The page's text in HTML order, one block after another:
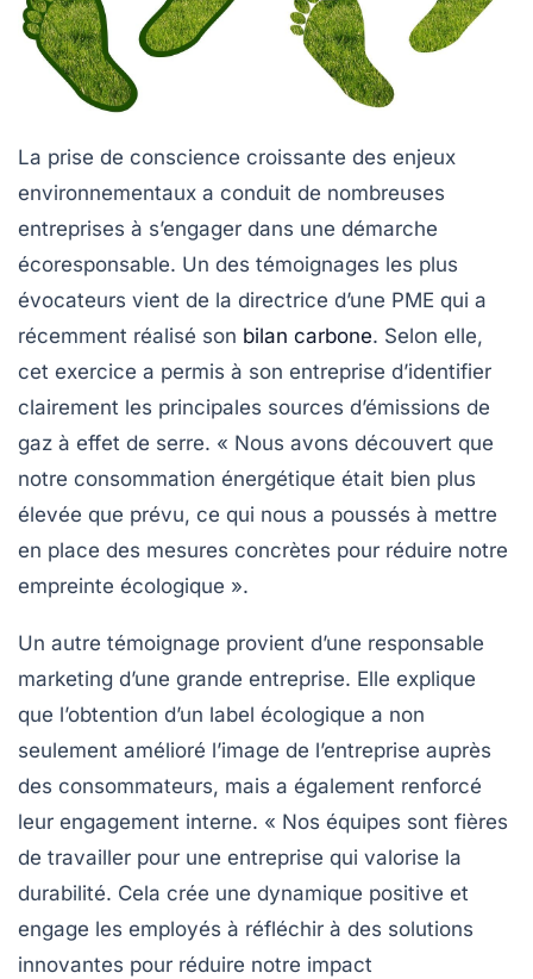
La prise de conscience croissante des enjeux
environnementaux a conduit de nombreuses
entreprises à s’engager dans une démarche
écoresponsable. Un des témoignages les plus
évocateurs vient de la directrice d’une PME qui a
récemment réalisé son bilan carbone. Selon elle,
cet exercice a permis à son entreprise d’identifier
clairement les principales sources d’émissions de
gaz à effet de serre. « Nous avons découvert que
notre consommation énergétique était bien plus
élevée que prévu, ce qui nous a poussés à mettre
en place des mesures concrètes pour réduire notre
empreinte écologique ».
Un autre témoignage provient d’une responsable
marketing d’une grande entreprise. Elle explique
que l’obtention d’un label écologique a non
seulement amélioré l’image de l’entreprise auprès
des consommateurs, mais a également renforcé
leur engagement interne. « Nos équipes sont fières
de travailler pour une entreprise qui valorise la
durabilité. Cela crée une dynamique positive et
engage les employés à réfléchir à des solutions
innovantes pour réduire notre impact